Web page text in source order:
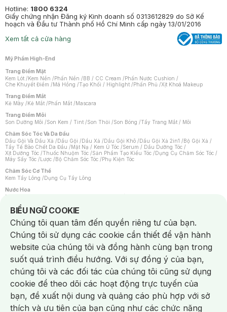
Hotline: 1800 6324
Giấy chứng nhận Đăng ký Kinh doanh số 0313612829 do Sở Kế
hoạch và Đầu tư Thành phố Hồ Chí Minh cấp ngày 13/01/2016
Xem tất cả cửa hàng
Mỹ Phẩm High-End
Trang Điểm Mặt
Kem Lót /Kem Nền /Phấn Nền /BB / CC Cream /Phấn Nước Cushion /
Che Khuyết Điểm /Má Hồng /Tạo Khối / Highlight /Phấn Phủ /Xịt Khoá Makeup
Trang Điểm Mắt
Kẻ Mày /Kẻ Mắt /Phấn Mắt /Mascara
Trang Điểm Môi
Son Dưỡng Môi /Son Kem / Tint /Son Thỏi /Son Bóng /Tẩy Trang Mắt / Môi
Chăm Sóc Tóc Và Da Đầu
Dầu Gội Và Dầu Xả /Dầu Gội /Dầu Xả /Dầu Gội Khô /Dầu Gội Xả 2in1 /Bộ Gội Xả /
Tẩy Tế Bào Chết Da Đầu /Mặt Nạ / Kem Ủ Tóc /Serum / Dầu Dưỡng Tóc /
Xịt Dưỡng Tóc /Thuốc Nhuộm Tóc /Sản Phẩm Tạo Kiểu Tóc /Dụng Cụ Chăm Sóc Tóc /
Máy Sấy Tóc /Lược /Bộ Chăm Sóc Tóc /Phụ Kiện Tóc
Chăm Sóc Cơ Thể
Kem Tẩy Lông /Dụng Cụ Tẩy Lông
Nước Hoa
Nước Hoa Nữ
Chăm Sóc Cá Nhân
Chống Muỗi /Khẩu Trang /Máy Massage/Mặt Nạ Xông Hơi /Nước Rửa Tay/
Sản Phẩm Chăm Sóc Khác /Bàn Chải Đánh Răng /Bàn Chải Điện/
Hỗ Trợ Trắng Răng/Kem Đánh Răng /Máy Tăm Nước/ Nước Súc Miệng/
Tăm / Chỉ Nha Khoa/ Xịt Thơm Miệng / Dung Dịch Vệ Sinh/Dưỡng Vùng Kín/
Khăn Ướt Vệ Sinh Vùng Kín/Băng Vệ Sinh/Tampon/Bọt Cạo Râu /Dao Cạo Râu/
Máy Cạo Râu
Vấn Đề Về Da
Da Dầu / Lỗ Chân Lông To/ Da Khô / Mất Nước/ Da Lão Hóa/ Da Mụn/
Da Nhạy Cảm / Kích Ứng
Da Xỉn Màu Thâm / Nám / Tàn Nhang
Quầng Thâm & Bọng Mắt /Sẹo /Viêm Da Cơ Địa
Dụng Cụ / Phụ Kiện Chăm Sóc Da
Bông Tẩy Trang
Khăn Lau Mặt Khô Dụng Cụ / Máy Rửa Mặt Máy Chăm Sóc Da
Dụng Cụ Chăm Sóc Khác
BIỂU NGỮ COOKIE
Notice about cookies usage
Chúng tôi quan tâm đến quyền riêng tư của bạn.
Chúng tôi sử dụng các cookie cần thiết để vận hành
website của chúng tôi và đồng hành cùng bạn trong
suốt quá trình điều hướng. Với sự đồng ý của bạn,
chúng tôi và các đối tác của chúng tôi cũng sử dụng
cookie để theo dõi các hoạt động trực tuyến của
bạn, đề xuất nội dung và quảng cáo phù hợp với sở
thích và ưu tiên của bạn cũng như các chức năng